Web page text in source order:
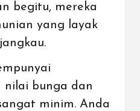
begitu, mereka
yang layak
nilai bunga dan
minim. Anda